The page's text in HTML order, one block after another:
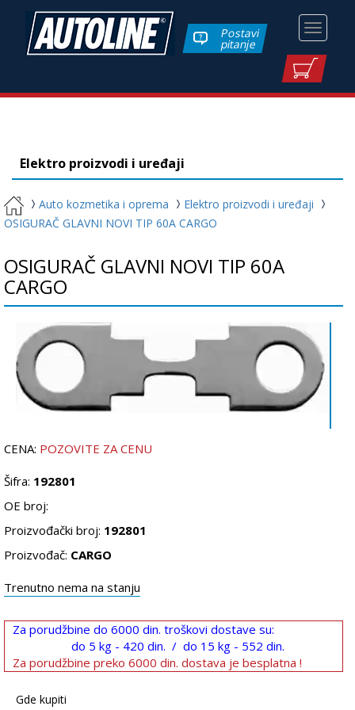
Toggle
Postavi
pitanje
Elektro proizvodi i uređaji
Auto kozmetika i oprema
Elektro proizvodi i uređaji
OSIGURAČ GLAVNI NOVI TIP 60A CARGO
OSIGURAČ GLAVNI NOVI TIP 60A
CARGO
CENA: POZOVITE ZA CENU
Šifra: 192801
OE broj:
Proizvođački broj: 192801
Proizvođač: CARGO
Trenutno nema na stanju
Za porudžbine do 6000 din. troškovi dostave su:
do 5 kg - 420 din. / do 15 kg - 552 din.
Za porudžbine preko 6000 din. dostava je besplatna !
Gde kupiti